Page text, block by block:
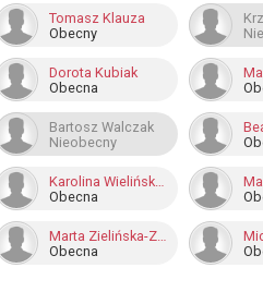
Tomasz Klauza
Obecny
Dorota Kubiak
Obecna
Bartosz Walczak
Nieobecny
Karolina Wielińska-Kuś
Obecna
Marta Zielińska-Zaworska
Obecna